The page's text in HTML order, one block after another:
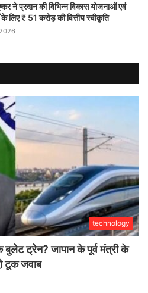
ने प्रदान की विभिन्न विकास योजनाओं एवं
के लिए ₹ 51 करोड़ की वित्तीय स्वीकृति
technology
बुलेट ट्रेन? जापान के पूर्व मंत्री के
टूक जवाब